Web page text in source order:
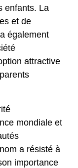
enfants. La
et de
également
attractive
mondiale et
a résisté à
importance